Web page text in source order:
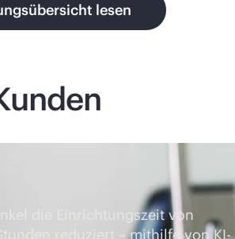
lesen
die Einrichtungszeit von
reduziert – mithilfe von KI-